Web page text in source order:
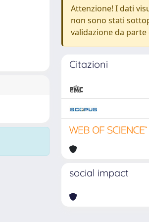
Attenzione! I dati
non sono stati
validazione da parte
Citazioni
social impact